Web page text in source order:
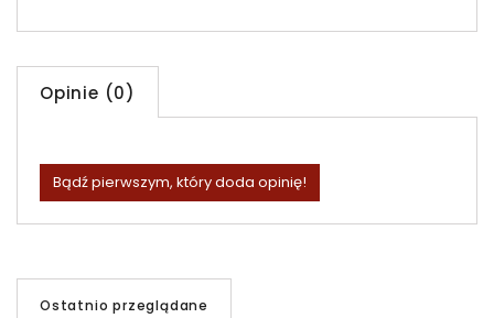
Opinie (0)
Bądź pierwszym, który doda opinię!
Ostatnio przeglądane